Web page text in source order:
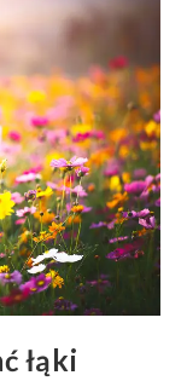
łąki